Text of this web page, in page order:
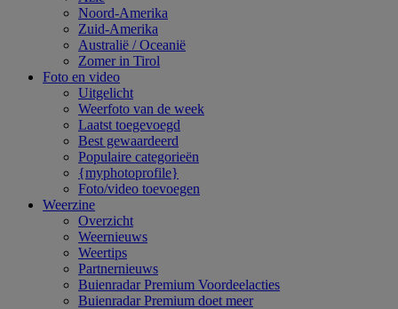
Noord-Amerika
Zuid-Amerika
Australië / Oceanië
Zomer in Tirol
Foto en video
Uitgelicht
Weerfoto van de week
Laatst toegevoegd
Best gewaardeerd
Populaire categorieën
{myphotoprofile}
Foto/video toevoegen
Weerzine
Overzicht
Weernieuws
Weertips
Partnernieuws
Buienradar Premium Voordeelacties
Buienradar Premium doet meer